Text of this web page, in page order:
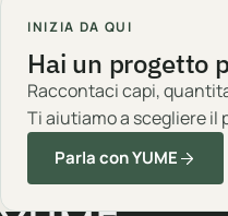
INIZIA DA QUI
Hai un progetto
Raccontaci capi,
Ti aiutiamo a scegliere il
Parla con YUME